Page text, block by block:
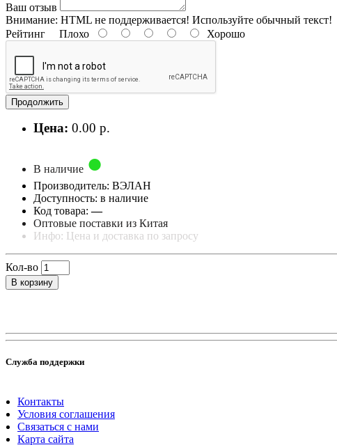
Ваш отзыв
Внимание: HTML не поддерживается! Используйте обычный текст!
Рейтинг Плохо Хорошо
Продолжить
Цена: 0.00 р.
В наличие
Производитель: ВЭЛАН
Доступность: в наличие
Код товара:—
Оптовые поставки из Китая
Инфо: Цена и доставка по запросу
Кол-во
В корзину
Служба поддержки
Контакты
Условия соглашения
Связаться с нами
Карта сайта